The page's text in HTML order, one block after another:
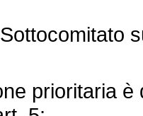
prioritaria è